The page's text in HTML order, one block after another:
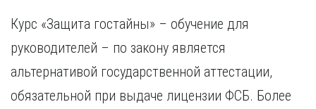
Курс «Защита гостайны» – обучение для
руководителей – по закону является
альтернативой государственной аттестации,
обязательной при выдаче лицензии ФСБ. Более